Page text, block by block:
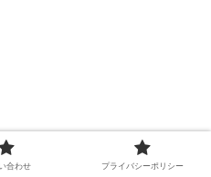
合わせ プライバシーポリシー